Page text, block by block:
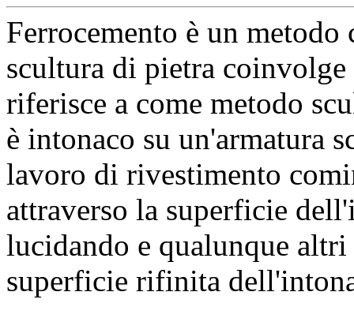
Ferrocemento è un
scultura di pietra
riferisce a come metodo
è intonaco su un'armatura
lavoro di rivestimento
attraverso la superficie
lucidando e qualunque
superficie rifinita